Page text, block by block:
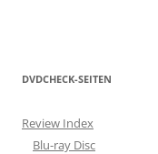
DVDCHECK-SEITEN
Review Index
Blu-ray Disc